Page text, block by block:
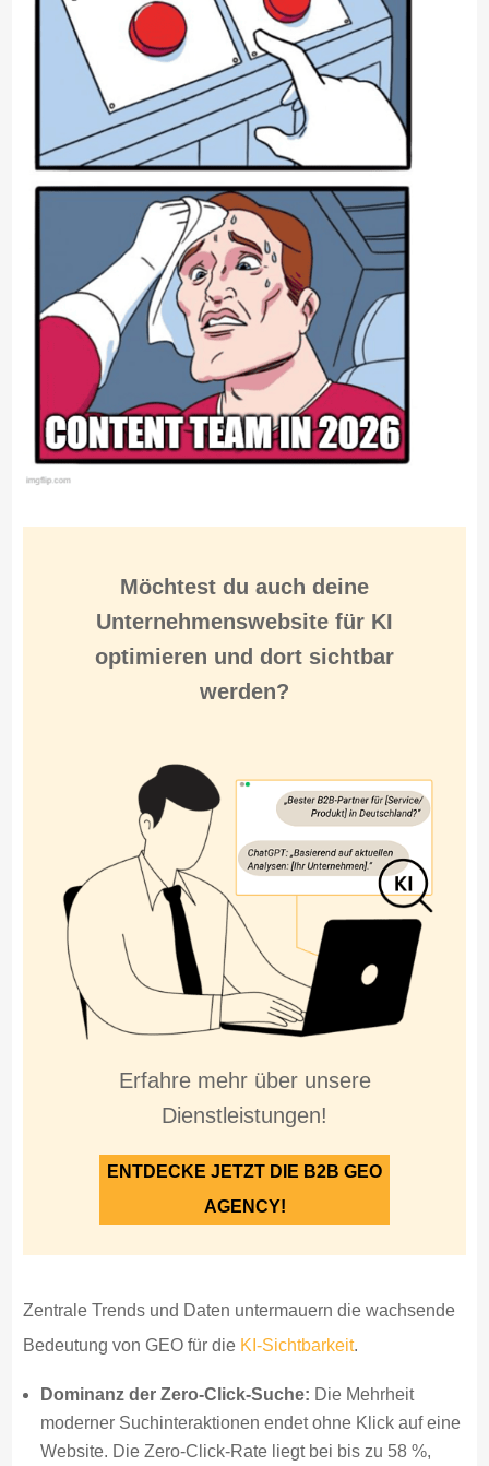
Möchtest du auch deine
Unternehmenswebsite für KI
optimieren und dort sichtbar
werden?
Erfahre mehr über unsere
Dienstleistungen!
ENTDECKE JETZT DIE B2B GEO
AGENCY!
Zentrale Trends und Daten untermauern die wachsende
Bedeutung von GEO für die KI-Sichtbarkeit.
Dominanz der Zero-Click-Suche: Die Mehrheit
moderner Suchinteraktionen endet ohne Klick auf eine
Website. Die Zero-Click-Rate liegt bei bis zu 58 %,